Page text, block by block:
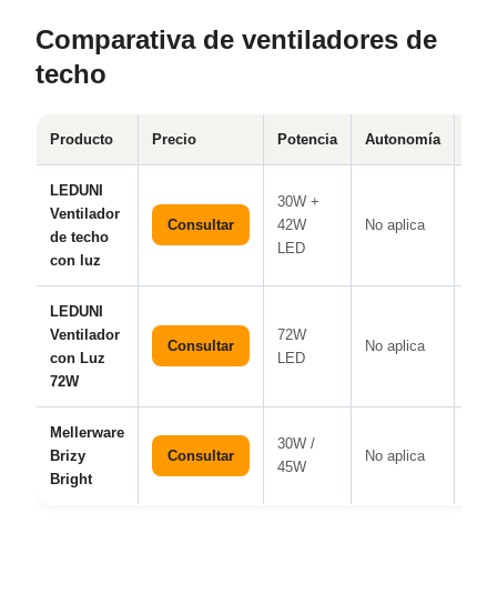
Comparativa de ventiladores de
techo
Producto Precio Potencia Autonomía
LEDUNI
Ventilador
de techo
con luz
Consultar
30W +
42W
LED
No aplica
LEDUNI
Ventilador
con Luz
72W
Consultar
72W
LED
No aplica
Mellerware
Brizy
Bright
Consultar
30W /
45W
No aplica